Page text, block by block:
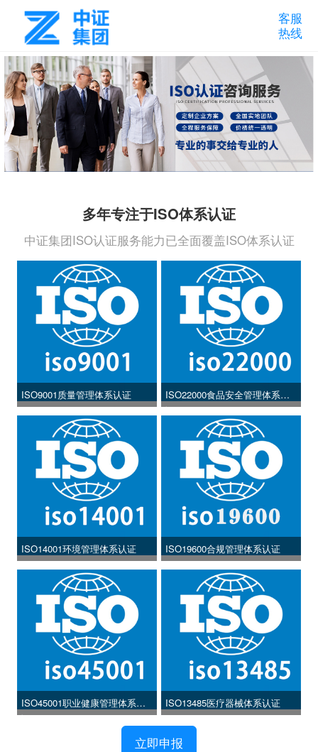
客服
热线
多年专注于ISO体系认证
中证集团ISO认证服务能力已全面覆盖ISO体系认证
ISO9001质量管理体系认证
ISO14001环境管理体系认证
ISO45001职业健康管理体系认
证
ISO22000食品安全管理体系认
证
ISO19600合规管理体系认证
ISO13485医疗器械体系认证
立即申报